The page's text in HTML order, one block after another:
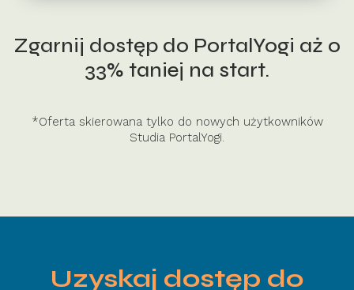
Zgarnij dostęp do PortalYogi aż o
33% taniej na start.
*Oferta skierowana tylko do nowych użytkowników
Studia PortalYogi.
Uzyskaj dostęp do